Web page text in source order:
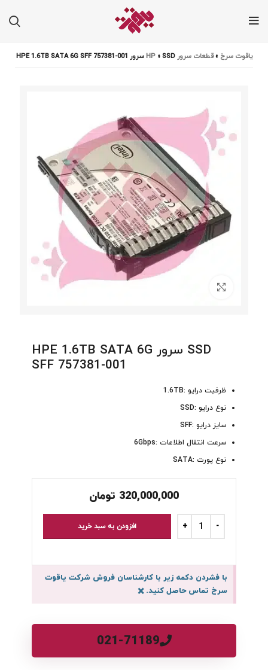
یاقوت سرخ »قطعات سرور HP »SSD سرور HPE 1.6TB SATA 6G SFF 757381-001
SSD سرور HPE 1.6TB SATA 6G
SFF 757381-001
ظرفیت درایو :1.6TB
نوع درایو :SSD
سایز درایو :SFF
سرعت انتقال اطلاعات :6Gbps
نوع پورت :SATA
320,000,000 تومان
افزودن به سبد خرید
با فشردن دکمه زیر با کارشناسان فروش شرکت یاقوت
سرخ تماس حاصل کنید.×
021-71189